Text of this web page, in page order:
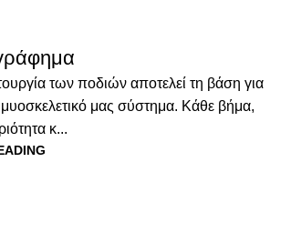
των ποδιών αποτελεί τη βάση για
μας σύστημα. Κάθε βήμα,
κ...